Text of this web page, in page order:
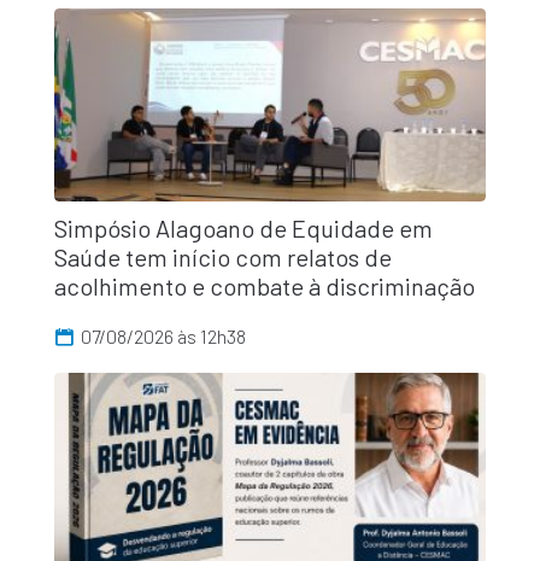
Simpósio Alagoano de Equidade em
Saúde tem início com relatos de
acolhimento e combate à discriminação
07/08/2026 às 12h38